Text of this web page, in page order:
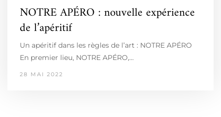
NOTRE APÉRO : nouvelle expérience
de l’apéritif
Un apéritif dans les règles de l’art : NOTRE APÉRO
En premier lieu, NOTRE APÉRO,…
28 MAI 2022